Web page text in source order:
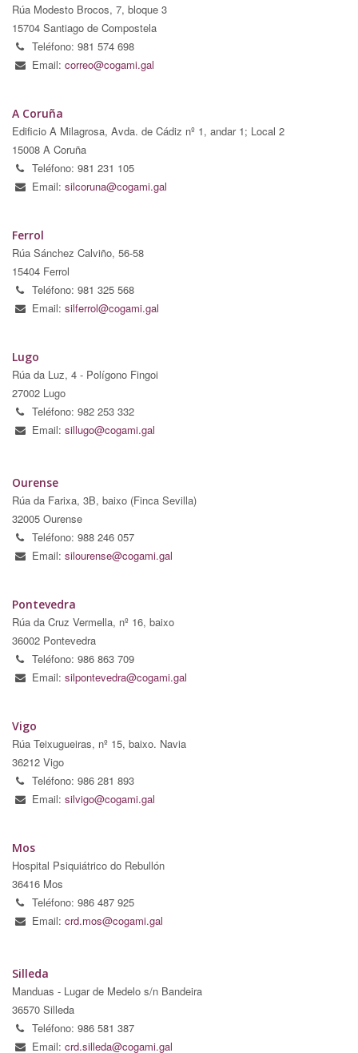
Rúa Modesto Brocos, 7, bloque 3
15704 Santiago de Compostela
Teléfono: 981 574 698
Email: correo@cogami.gal
A Coruña
Edificio A Milagrosa, Avda. de Cádiz nº 1, andar 1; Local 2
15008 A Coruña
Teléfono: 981 231 105
Email: silcoruna@cogami.gal
Ferrol
Rúa Sánchez Calviño, 56-58
15404 Ferrol
Teléfono: 981 325 568
Email: silferrol@cogami.gal
Lugo
Rúa da Luz, 4 - Polígono Fingoi
27002 Lugo
Teléfono: 982 253 332
Email: sillugo@cogami.gal
Ourense
Rúa da Farixa, 3B, baixo (Finca Sevilla)
32005 Ourense
Teléfono: 988 246 057
Email: silourense@cogami.gal
Pontevedra
Rúa da Cruz Vermella, nº 16, baixo
36002 Pontevedra
Teléfono: 986 863 709
Email: silpontevedra@cogami.gal
Vigo
Rúa Teixugueiras, nº 15, baixo. Navia
36212 Vigo
Teléfono: 986 281 893
Email: silvigo@cogami.gal
Mos
Hospital Psiquiátrico do Rebullón
36416 Mos
Teléfono: 986 487 925
Email: crd.mos@cogami.gal
Silleda
Manduas - Lugar de Medelo s/n Bandeira
36570 Silleda
Teléfono: 986 581 387
Email: crd.silleda@cogami.gal